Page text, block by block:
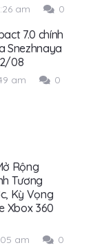
am 0
7.0 chính
Snezhnaya
08
am 0
Rộng
Tương
Kỳ Vọng
Xbox 360
am 0